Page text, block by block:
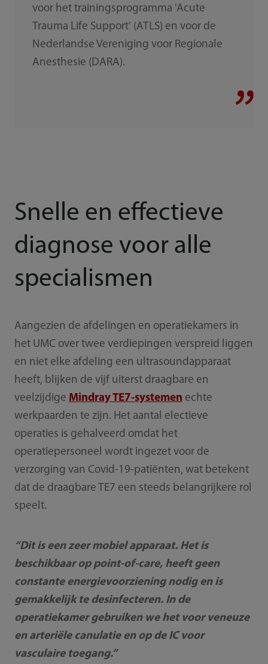
voor het trainingsprogramma 'Acute
Trauma Life Support' (ATLS) en voor de
Nederlandse Vereniging voor Regionale
Anesthesie (DARA).
Snelle en effectieve
diagnose voor alle
specialismen
Aangezien de afdelingen en operatiekamers in
het UMC over twee verdiepingen verspreid liggen
en niet elke afdeling een ultrasoundapparaat
heeft, blijken de vijf uiterst draagbare en
veelzijdige MindrayTE7-systemen echte
werkpaarden te zijn. Het aantal electieve
operaties is gehalveerd omdat het
operatiepersoneel wordt ingezet voor de
verzorging van Covid-19-patiënten, wat betekent
dat de draagbare TE7 een steeds belangrijkere rol
speelt.
“Dit is een zeer mobiel apparaat. Het is
beschikbaar op point-of-care, heeft geen
constante energievoorziening nodig en is
gemakkelijk te desinfecteren. In de
operatiekamer gebruiken we het voor veneuze
en arteriële canulatie en op de IC voor
vasculaire toegang.”